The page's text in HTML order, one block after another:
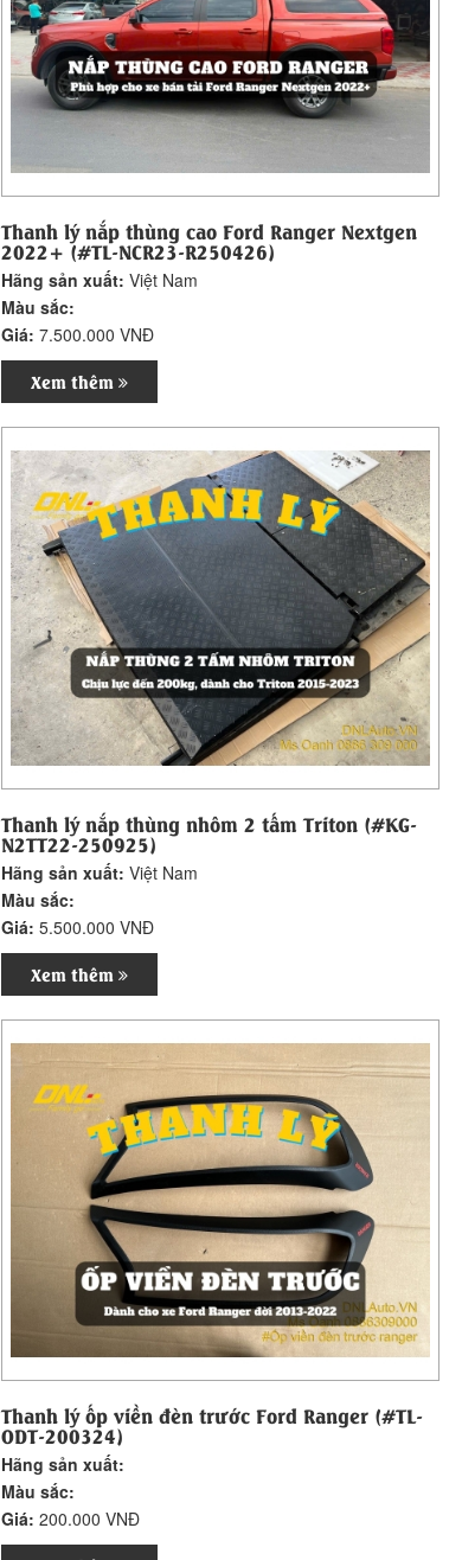
Thanh lý nắp thùng cao Ford Ranger Nextgen
2022+ (#TL-NCR23-R250426)
Hãng sản xuất: Việt Nam
Màu sắc:
Giá: 7.500.000 VNĐ
Xem thêm
Thanh lý nắp thùng nhôm 2 tấm Triton (#KG-
N2TT22-250925)
Hãng sản xuất: Việt Nam
Màu sắc:
Giá: 5.500.000 VNĐ
Xem thêm
Thanh lý ốp viền đèn trước Ford Ranger (#TL-
ODT-200324)
Hãng sản xuất:
Màu sắc:
Giá: 200.000 VNĐ